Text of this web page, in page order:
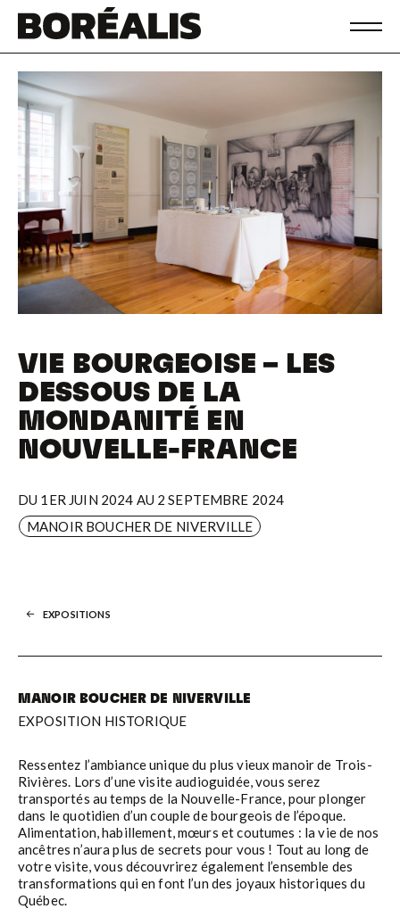
VIE BOURGEOISE – LES
DESSOUS DE LA
MONDANITÉ EN
NOUVELLE-FRANCE
DU 1ER JUIN 2024 AU 2 SEPTEMBRE 2024
MANOIR BOUCHER DE NIVERVILLE
EXPOSITIONS
MANOIR BOUCHER DE NIVERVILLE
EXPOSITION HISTORIQUE
Ressentez l’ambiance unique du plus vieux manoir de Trois-
Rivières. Lors d’une visite audioguidée, vous serez
transportés au temps de la Nouvelle-France, pour plonger
dans le quotidien d’un couple de bourgeois de l’époque.
Alimentation, habillement, mœurs et coutumes : la vie de nos
ancêtres n’aura plus de secrets pour vous ! Tout au long de
votre visite, vous découvrirez également l’ensemble des
transformations qui en font l’un des joyaux historiques du
Québec.